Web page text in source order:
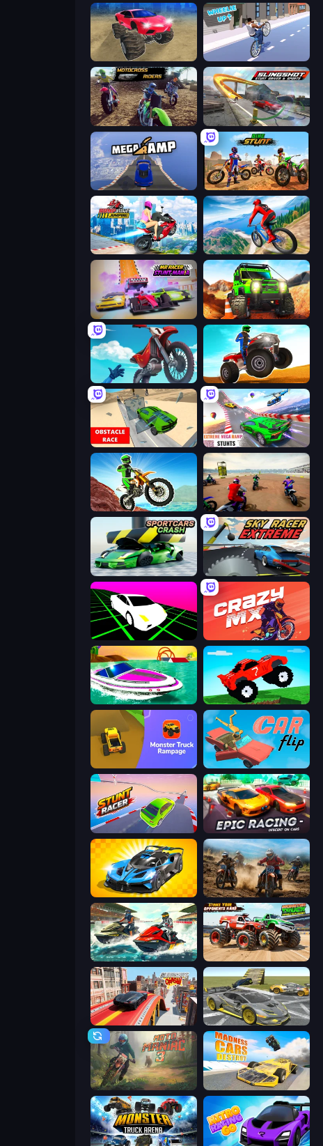
Wheelie Up
MotoCross Riders Slingshot Stunt Driver & Sport
Mega Ramp Car Stunt Bike Stunts Race Bike Games 3D
Ramp Bike Jumping Riders Downhill Racing
MR RACER Stunt Mania Offroad Life 3D
Airborne Motocross ATV Ultimate Offroad
Obstacle Race: Destroying Simulator! Impossible Mega Ramp Car Stunt
Dirt Bike Mad Skills Super MX - The Champion
Sportcars Crash Sky Racer Extreme
Slope Car Crazy MX
Jet Boat Racing Funny Mad Racing
Monster Truck Rampage Car Flip!
Stunt Racer Epic Racing - Descent on Cars
GT Cars Mega Ramps Motocross Dirt Bike Race Games
Jetski Race Monster Truck Demolition Derby
Slingshot Crash Wrong Way
Moto Maniac 3 Madness Cars Destroy